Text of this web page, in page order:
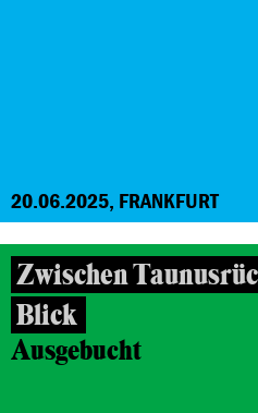
20.06.2025, FRANKFURT
Zwischen
Blick
Ausgebucht